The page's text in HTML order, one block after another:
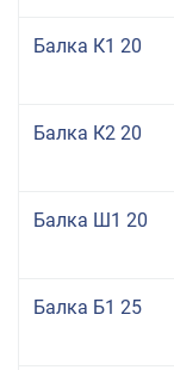
Балка К1 20
Балка К2 20
Балка Ш1 20
Балка Б1 25